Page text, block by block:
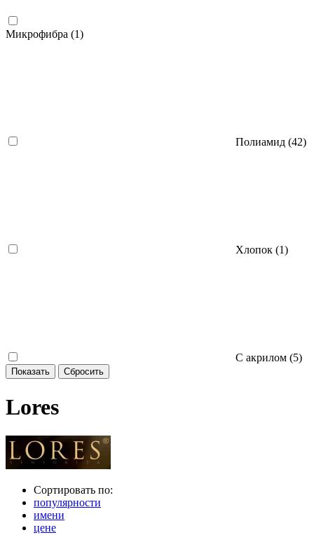
Микрофибра (1)
Полиамид (42)
Хлопок (1)
С акрилом (5)
Lores
Сортировать по:
популярности
имени
цене